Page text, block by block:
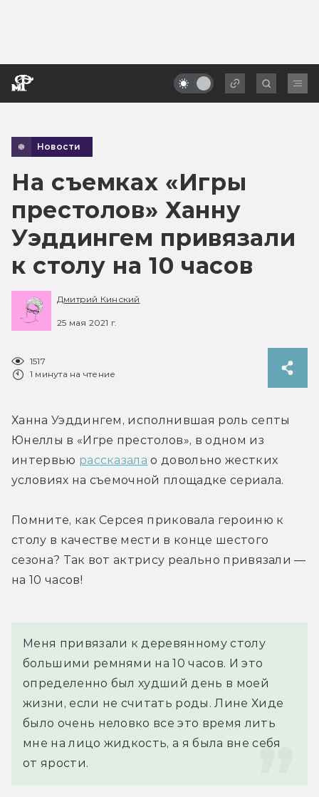
Новости
На съемках «Игры
престолов» Ханну
Уэддингем привязали
к столу на 10 часов
Дмитрий Кинский
25 мая 2021 г.
1517
1 минута на чтение
Ханна Уэддингем, исполнившая роль септы
Юнеллы в «Игре престолов», в одном из
интервью рассказала о довольно жестких
условиях на съемочной площадке сериала.
Помните, как Серсея приковала героиню к
столу в качестве мести в конце шестого
сезона? Так вот актрису реально привязали —
на 10 часов!
Меня привязали к деревянному столу
большими ремнями на 10 часов. И это
определенно был худший день в моей
жизни, если не считать роды. Лине Хиде
было очень неловко все это время лить
мне на лицо жидкость, а я была вне себя
от ярости.